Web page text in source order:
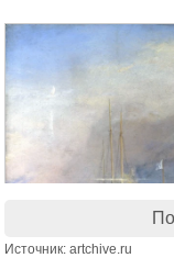
Еда
Китайцы обычно
несколько часов
Источник: artchive.ru